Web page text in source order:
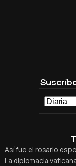
Así fue el rosario
La diplomacia